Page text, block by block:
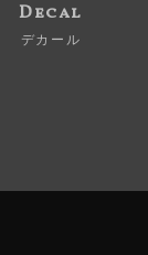
Decal
デカール